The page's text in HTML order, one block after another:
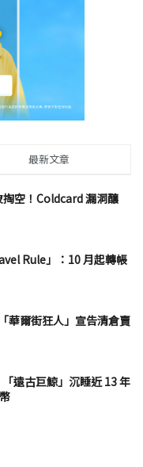
最新文章
空！Coldcard 漏洞釀
Rule」：10 月起轉帳
華爾街狂人」宣告清倉賣
遠古巨鯨」沉睡近 13 年